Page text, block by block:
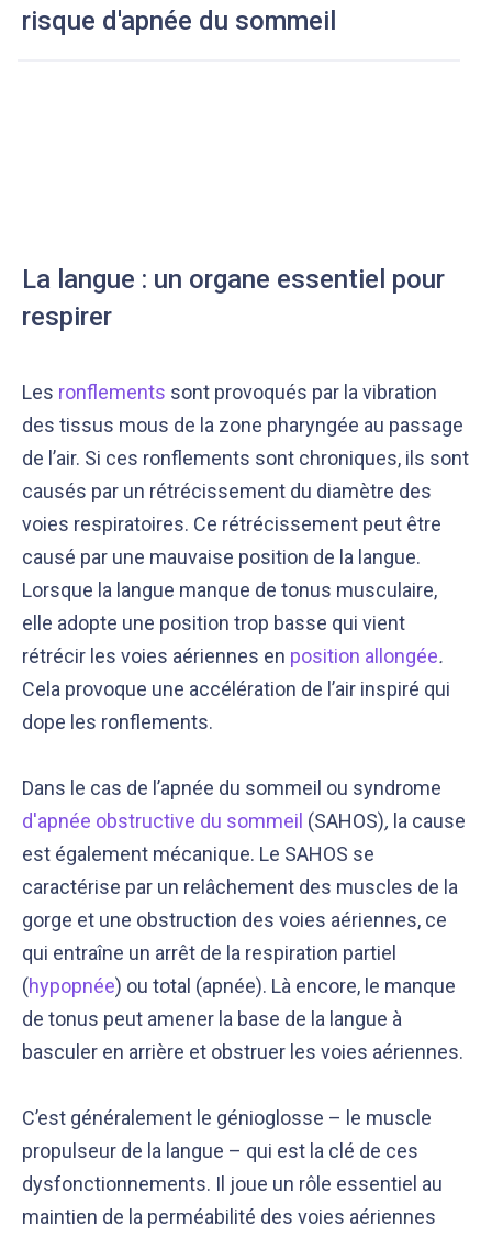
Notre équipe éditoriale, ainsi que nos experts
médicaux étudient chaque article avec soin, pour
s’assurer de la précision des informations et de
la fiabilité des sources
Nous vérifions que le contenu de nos articles est
en phase avec la littérature scientifique ainsi
qu’avec les dernières recommandations des
experts
risque d'apnée du sommeil
La langue : un organe essentiel pour
respirer
Les ronflements sont provoqués par la vibration
des tissus mous de la zone pharyngée au passage
de l’air. Si ces ronflements sont chroniques, ils sont
causés par un rétrécissement du diamètre des
voies respiratoires. Ce rétrécissement peut être
causé par une mauvaise position de la langue.
Lorsque la langue manque de tonus musculaire,
elle adopte une position trop basse qui vient
rétrécir les voies aériennes en position allongée.
Cela provoque une accélération de l’air inspiré qui
dope les ronflements.
Dans le cas de l’apnée du sommeil ou syndrome
d'apnée obstructive du sommeil (SAHOS), la cause
est également mécanique. Le SAHOS se
caractérise par un relâchement des muscles de la
gorge et une obstruction des voies aériennes, ce
qui entraîne un arrêt de la respiration partiel
(hypopnée) ou total (apnée). Là encore, le manque
de tonus peut amener la base de la langue à
basculer en arrière et obstruer les voies aériennes.
C’est généralement le génioglosse – le muscle
propulseur de la langue – qui est la clé de ces
dysfonctionnements. Il joue un rôle essentiel au
maintien de la perméabilité des voies aériennes